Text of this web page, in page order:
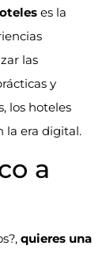
es la
las
y
los hoteles
la era digital.
a
quieres una